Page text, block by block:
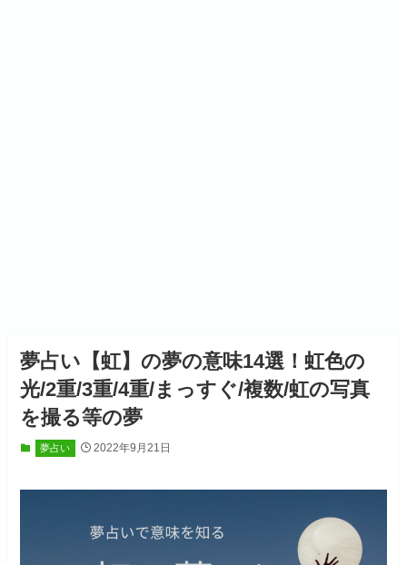
夢占い【虹】の夢の意味14選！虹色の
光/2重/3重/4重/まっすぐ/複数/虹の写真
を撮る等の夢
夢占い 2022年9月21日